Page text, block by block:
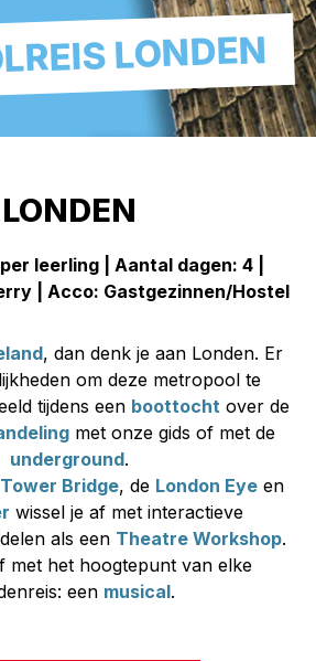
LONDEN
LONDEN
leerling | Aantal dagen: 4 |
| Acco: Gastgezinnen/Hostel
, dan denk je aan Londen. Er
om deze metropool te
tijdens een boottochtover de
met onze gids of met de
underground.
Tower Bridge, de London Eyeen
wissel je af met interactieve
als een Theatre Workshop.
met het hoogtepunt van elke
een musical.